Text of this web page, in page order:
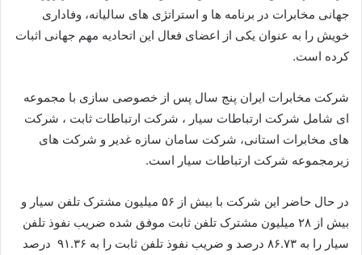
جهانی مخابرات در برنامه ها و استراتژی های سالیانه، وفاداری
خویش را به عنوان یکی از اعضای فعال این اتحادیه مهم جهانی اثبات
کرده است.
شرکت مخابرات ایران پنج سال پس از خصوصی سازی با مجموعه
ای شامل شرکت ارتباطات سیار ، شرکت ارتباطات ثابت ، شرکت
های مخابرات استانی، شرکت سامان سازه غدیر و شرکت های
زیرمجموعه شرکت ارتباطات سیار است.
در حال حاضر این شرکت با بیش از ۵۶ میلیون مشترک تلفن سیار و
بیش از ۲۸ میلیون مشترک تلفن ثابت موفق شده ضریب نفوذ تلفن
سیار را به ۸۶.۷۳ درصد و ضریب نفوذ تلفن ثابت را به ۹۱.۳۶ درصد